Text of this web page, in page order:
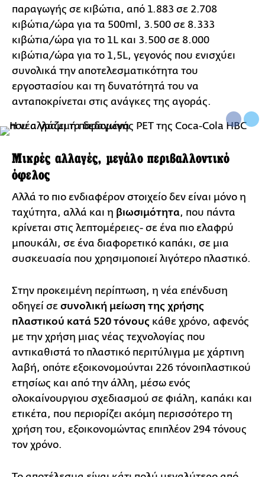
παραγωγής σε κιβώτια, από 1.883 σε 2.708
κιβώτια/ώρα για τα 500ml, 3.500 σε 8.333
κιβώτια/ώρα για το 1L και 3.500 σε 8.000
κιβώτια/ώρα για το 1,5L, γεγονός που ενισχύει
συνολικά την αποτελεσματικότητα του
εργοστασίου και τη δυνατότητά του να
ανταποκρίνεται στις ανάγκες της αγοράς.
Μικρές αλλαγές, μεγάλο περιβαλλοντικό
όφελος
Αλλά το πιο ενδιαφέρον στοιχείο δεν είναι μόνο η
ταχύτητα, αλλά και η βιωσιμότητα, που πάντα
κρίνεται στις λεπτομέρειες- σε ένα πιο ελαφρύ
μπουκάλι, σε ένα διαφορετικό καπάκι, σε μια
συσκευασία που χρησιμοποιεί λιγότερο πλαστικό.
Στην προκειμένη περίπτωση, η νέα επένδυση
οδηγεί σε συνολική μείωση της χρήσης
πλαστικού κατά 520 τόνους κάθε χρόνο, αφενός
με την χρήση μιας νέας τεχνολογίας που
αντικαθιστά το πλαστικό περιτύλιγμα με χάρτινη
λαβή, οπότε εξοικονομούνται 226 τόνοιπλαστικού
ετησίως και από την άλλη, μέσω ενός
ολοκαίνουργιου σχεδιασμού σε φιάλη, καπάκι και
ετικέτα, που περιορίζει ακόμη περισσότερο τη
χρήση του, εξοικονομώντας επιπλέον 294 τόνους
τον χρόνο.